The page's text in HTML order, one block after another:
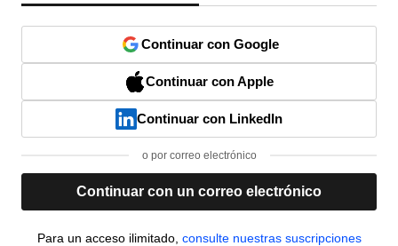
Continuar con Google
Continuar con Apple
Continuar con LinkedIn
o por correo electrónico
Continuar con un correo electrónico
Para un acceso ilimitado, consulte nuestras suscripciones